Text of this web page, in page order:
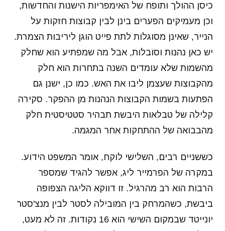
כיסן ההולך ותופח של האימפריות הישנות והחדשות,
וכן מעמיקים הפערים בינן לבין קבוצות חזקות על
הנייר, שאינן מסוגלות לתת פייט הוגן ליריבות הצמרת.
יש כאן נהנות וסובלות, אבל מה שמפתיע הוא שחלק
מהשמות שלא עומדים השנה בתחרות הוא חלק
מהקבוצות שעצמן ליבו את האש. כמו כן, ישנן גם
הפתעות בשמות הקבוצות הנהנות מן ההפקר. סקירה
קלילה של טבלאות היבשת תבהיר סטטיסטית חלק
מהבבואה של ההתחקות אחר המגמה.
כששניים רבים, השלישי לוקח, אומר המשפט הידוע.
במקרה של הפרמייר ליג, אפשר להגיד שמספר
הרבות הוא רב מהרגיל. זו דווקא הליגה הצפופה
ביבשת, כשהמרחק בין המובילה לסטר לבין מנצ'סטר
יונייטד שבמקום השישי הוא 16 נקודות. זה לא מעט,